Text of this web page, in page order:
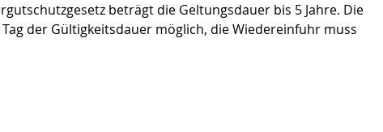
beträgt die Geltungsdauer bis 5 Jahre. Die
der Gültigkeitsdauer möglich, die Wiedereinfuhr muss